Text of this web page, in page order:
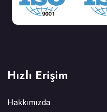
Hızlı Erişim
Hakkımızda